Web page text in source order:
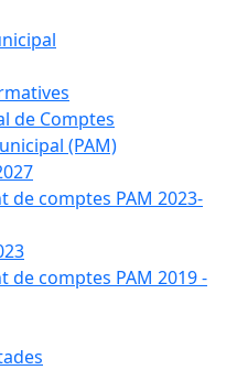
de Comptes
(PAM)
de comptes PAM 2023-
de comptes PAM 2019 -